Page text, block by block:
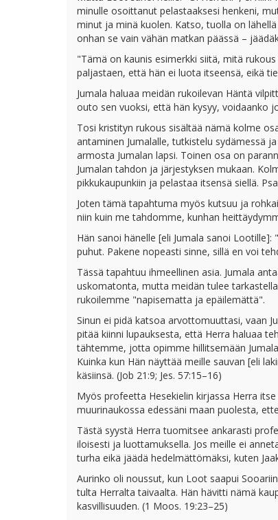
minulle osoittanut pelastaaksesi henkeni,
minut ja minä kuolen. Katso, tuolla on
onhan se vain vähän matkan päässä –
"Tämä on kaunis esimerkki siitä, mitä
paljastaen, että hän ei luota itseensä, eikä
Jumala haluaa meidän rukoilevan Häntä
outo sen vuoksi, että hän kysyy, voidaanko
Tosi kristityn rukous sisältää nämä kolme
antaminen Jumalalle, tutkistelu sydämessä
armosta Jumalan lapsi. Toinen osa on
Jumalan tahdon ja järjestyksen mukaan.
pikkukaupunkiin ja pelastaa itsensä siellä.
Joten tämä tapahtuma myös kutsuu ja
niin kuin me tahdomme, kunhan
Hän sanoi hänelle [eli Jumala sanoi
puhut. Pakene nopeasti sinne, sillä en voi
Tässä tapahtuu ihmeellinen asia. Jumala
uskomatonta, mutta meidän tulee
rukoilemme "napisematta ja epäilemättä".
Sinun ei pidä katsoa arvottomuuttasi, vaan
pitää kiinni lupauksesta, että Herra haluaa
tähtemme, jotta opimme hillitsemään
Kuinka kun Hän näyttää meille sauvan [eli
käsiinsä. (Job 21:9; Jes. 57:15–16)
Myös profeetta Hesekielin kirjassa Herra
muurinaukossa edessäni maan puolesta,
Tästä syystä Herra tuomitsee ankarasti
iloisesti ja luottamuksella. Jos meille ei
turha eikä jäädä hedelmättömäksi, kuten
Aurinko oli noussut, kun Loot saapui
tulta Herralta taivaalta. Hän hävitti nämä
kasvillisuuden. (1 Moos. 19:23–25)